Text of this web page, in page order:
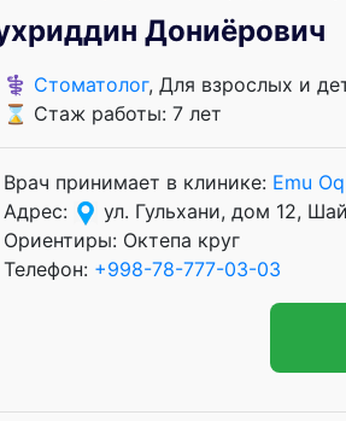
Дониёрович
⚕️ Стоматолог, Для взрослых и
⌛ Стаж работы: 7 лет
Врач принимает в клинике: Emu
Адрес:
ул. Гульхани, дом 12,
Ориентиры: Октепа круг
Телефон: +998-78-777-03-03